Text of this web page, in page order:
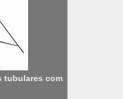
tubulares com